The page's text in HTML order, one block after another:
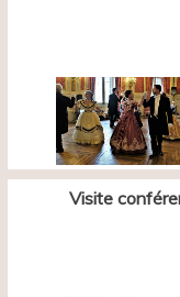
Visite